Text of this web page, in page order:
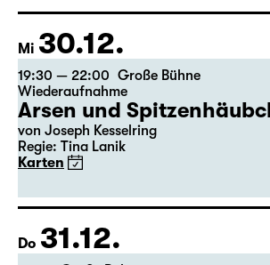
Karten
Do 21.01.
19:30 — 20:55 Große Bühne
Medea
von Euripides
Deutsch von Peter Krumme
18:45 + 19:00 Einführung im Rangfoyer